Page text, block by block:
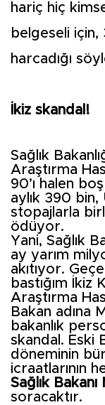
hariç hiç
belgeseli için,
harcadığı
İkiz skandal!
Sağlık
Araştırma
90’ı halen
aylık 390
stopajlarla
ödüyor.
Yani, Sağlık
ay yarım
akıtıyor.
bastığım
Araştırma
Bakan adına
bakanlık
skandal. Eski
döneminin
icraatlarının
Sağlık
soracaktır.